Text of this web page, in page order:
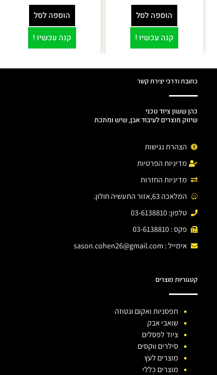
הוספה לסל
קנה עכשיו !
הוספה לסל
קנה עכשיו !
כתובת ודרכי יצירת קשר
כהן ששון ציוד טכני
שיווק מוצרים לעיבוד אבן, שיש ומתכת
הצהרת נגישות
מדיניות הפרטיות
מדיניות החזרות
המלאכה 63,אזור התעשיה חולון.
טלפון: 03-6138810
פקס : 03-6138810
אימייל : sason.cohen26@gmail.com
קטגוריות מוצרים
תפסניות ואקום ונטוזה
שואבי אבק
ציוד לפסלים
סילרים ווקסים
מוצרים לעץ
מוצרים כללי